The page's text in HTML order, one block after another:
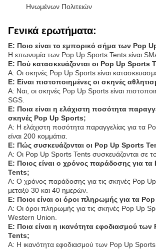
Ηνωμένων Πολιτειών
Γενικά ερωτήματα:
Ε: Ποιο είναι το εμπορικό σήμα των Pop
Η επωνυμία των Pop Up Sports Tents είναι
Ε: Πού κατασκευάζονται οι Pop Up Sports
Α: Οι σκηνές Pop Up Sports είναι
Ε: Είναι πιστοποιημένες οι σκηνές
Α: Ναι, οι σκηνές Pop Up Sports είναι
SGS.
Ε: Ποια είναι η ελάχιστη ποσότητα
σκηνές Pop Up Sports;
Α: Η ελάχιστη ποσότητα παραγγελίας για τα
είναι 200 κομμάτια.
Ε: Πώς συσκευάζονται οι Pop Up Sports
Α: Οι Pop Up Sports Tents συσκευάζονται σε
Ε: Ποιος είναι ο χρόνος παράδοσης για
Tents;
Α: Ο χρόνος παράδοσης για τις σκηνές Pop Up
μεταξύ 30 και 40 ημερών.
Ε: Ποιοι είναι οι όροι πληρωμής για τα
Α: Οι όροι πληρωμής για τις σκηνές Pop Up
Western Union.
Ε: Ποια είναι η ικανότητα εφοδιασμού
Tents;
Α: Η ικανότητα εφοδιασμού των Pop Up Sports